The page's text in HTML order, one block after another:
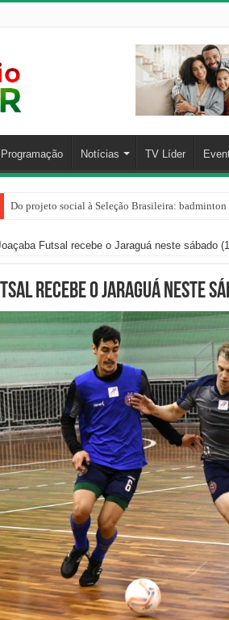
Programação Notícias TV Líder
Do projeto social à Seleção Brasileira:
Futsal recebe o Jaraguá neste sábado
recebe o Jaraguá neste